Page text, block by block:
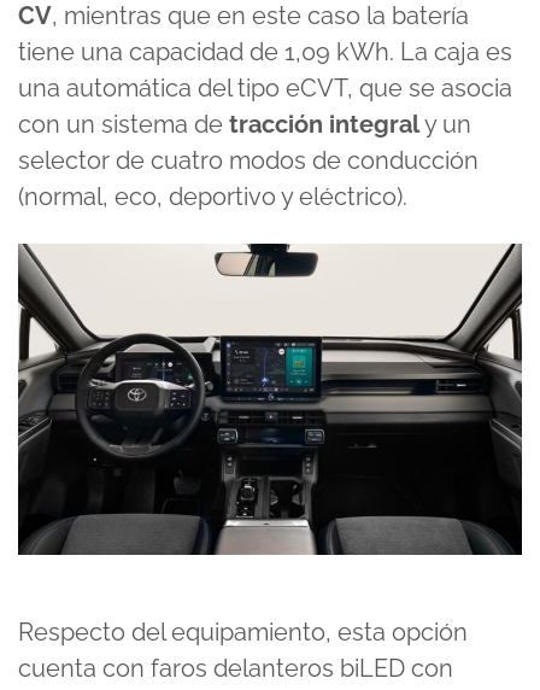
CV, mientras que en este caso la batería
tiene una capacidad de 1,09 kWh. La caja es
una automática del tipo eCVT, que se asocia
con un sistema de tracción integraly un
selector de cuatro modos de conducción
(normal, eco, deportivo y eléctrico).
Respecto del equipamiento, esta opción
cuenta con faros delanteros biLED con